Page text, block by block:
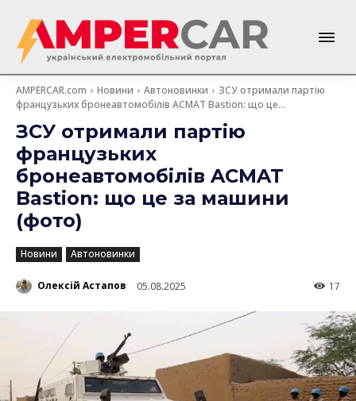
AMPERCAR.com Новини Автоновинки
ЗСУ отримали партію
французьких бронеавтомобілів ACMAT Bastion: що це...
ЗСУ отримали партію
французьких
бронеавтомобілів ACMAT
Bastion: що це за машини
(фото)
Новини Автоновинки
Олексій Астапов 05.08.2025 17